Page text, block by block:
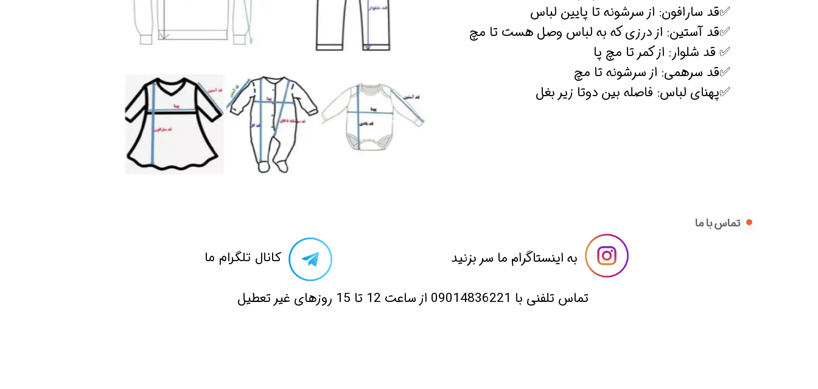
✅قد سارافون: از سرشونه تا پایین لباس
✅قد آستین: از درزی که به لباس وصل هست تا مچ
✅ قد شلوار: از کمر تا مچ پا
✅قد سرهمی: از سرشونه تا مچ
✅پهنای لباس: فاصله بین دوتا زیر بغل
تماس با ما
​​به اینستاگرام ما سر بزنید​​​​​​​
​تماس تلفنی با 09014836221 از ساعت 12 تا 15 روزهای غیر تعطیل
​کانال تلگرام ما